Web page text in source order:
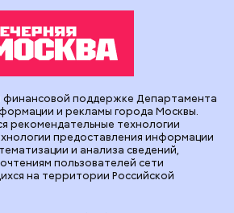
финансовой поддержке Департамента
и рекламы города Москвы.
рекомендательные технологии
предоставления информации
и анализа сведений,
пользователей сети
на территории Российской